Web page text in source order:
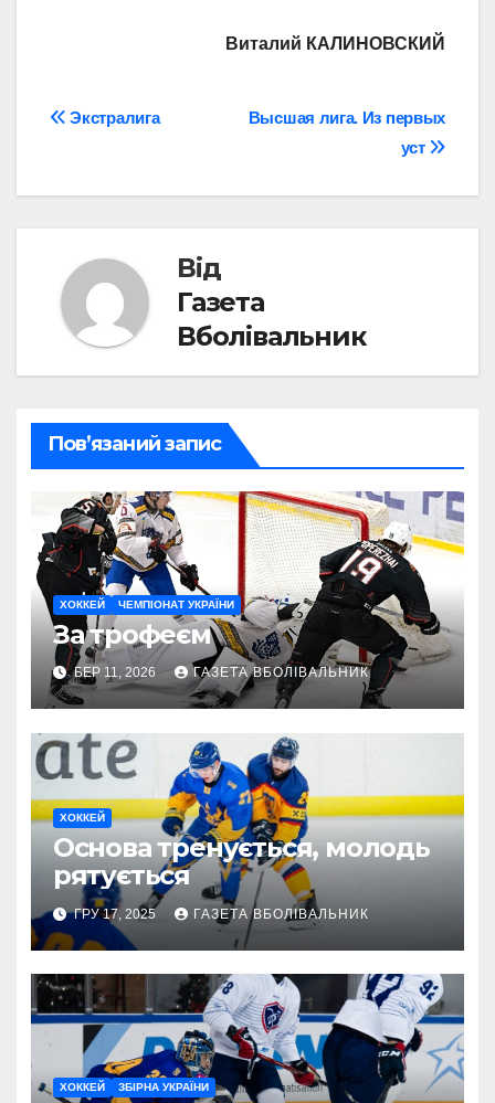
Виталий КАЛИНОВСКИЙ
Навігація
Высшая лига. Из первых
уст
Экстралига
Від
Газета
Вболівальник
Пов’язаний запис
ХОККЕЙ ЧЕМПІОНАТ УКРАЇНИ
За трофеєм
БЕР 11, 2026 ГАЗЕТА ВБОЛІВАЛЬНИК
ХОККЕЙ
Основа тренується, молодь
рятується
ГРУ 17, 2025 ГАЗЕТА ВБОЛІВАЛЬНИК
ХОККЕЙ ЗБІРНА УКРАЇНИ